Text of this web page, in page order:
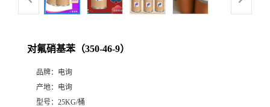
对氟硝基苯（350-46-9）
品牌： 电询
产地： 电询
型号： 25KG/桶